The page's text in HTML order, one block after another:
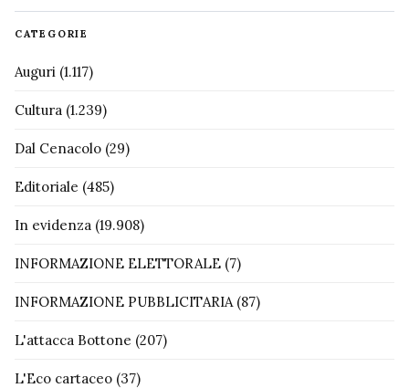
CATEGORIE
Auguri (1.117)
Cultura (1.239)
Dal Cenacolo (29)
Editoriale (485)
In evidenza (19.908)
INFORMAZIONE ELETTORALE (7)
INFORMAZIONE PUBBLICITARIA(87)
L'attacca Bottone (207)
L'Eco cartaceo (37)